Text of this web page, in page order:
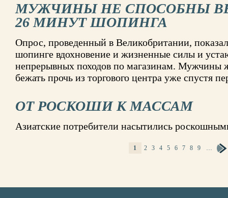
МУЖЧИНЫ НЕ СПОСОБНЫ
26 МИНУТ ШОПИНГА
Опрос, проведенный в Великобритании,
шопинге вдохновение и жизненные силы и
непрерывных походов по магазинам. Мужчины
бежать прочь из торгового центра уже спустя
ОТ РОСКОШИ К МАССАМ
Азиатские потребители насытились
1 2 3 4 5 6 7 8 9 …